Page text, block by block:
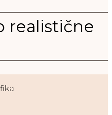
realistične